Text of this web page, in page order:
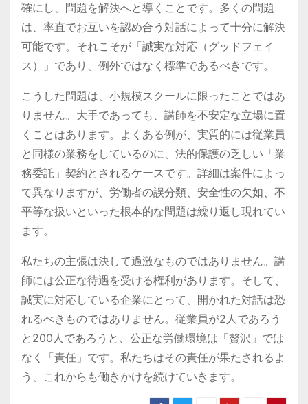
確にし、問題を解決へと導くことです。多くの問題
は、率直でお互いを認め合う対話によって十分に解決
可能です。それこそが「誠実な対応（グッドフェイ
ス）」であり、例外ではなく標準であるべきです。
こうした問題は、小規模スクールに限ったことではあ
りません。大手であっても、講師を不安定な立場に置
くことはあります。よくある例が、実質的には従業員
と同様の業務をしているのに、法的保護の乏しい「業
務委託」契約とされるケースです。詳細は案件によっ
て異なりますが、労働者の誤分類、安全性の欠如、不
平等な扱いといった根本的な問題は繰り返し現れてい
ます。
私たちの主張は決して過激なものではありません。講
師には公正な待遇を受ける権利があります。そして、
誠実に対応している企業にとって、開かれた対話は恐
れるべきものではありません。従業員が2人であろう
と200人であろうと、公正な労働環境は「贅沢」では
なく「責任」です。私たちはその責任が果たされるよ
う、これからも働きかけを続けていきます。